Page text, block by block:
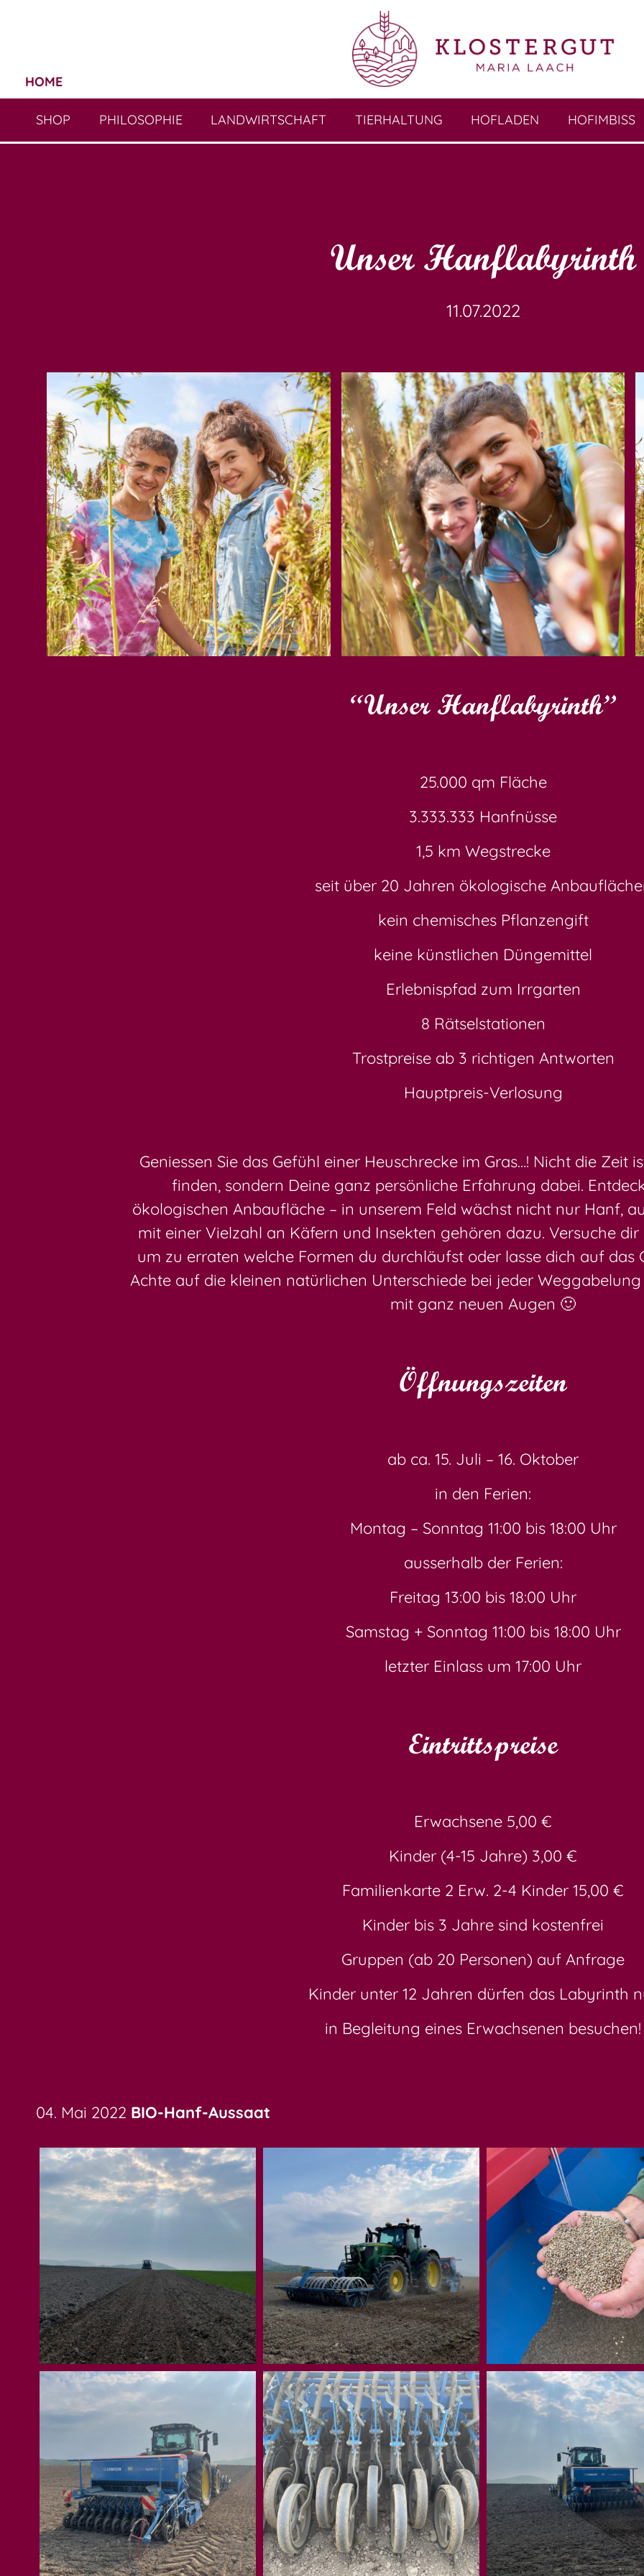
HOME
SHOP PHILOSOPHIE LANDWIRTSCHAFT TIERHALTUNG HOFLADEN HOFIMBISS
Unser Hanflabyrinth
11.07.2022
“Unser Hanflabyrinth”
25.000 qm Fläche
3.333.333 Hanfnüsse
1,5 km Wegstrecke
seit über 20 Jahren ökologische
kein chemisches Pflanzengift
keine künstlichen Düngemittel
Erlebnispfad zum Irrgarten
8 Rätselstationen
Trostpreise ab 3 richtigen Antworten
Hauptpreis-Verlosung
Geniessen Sie das Gefühl einer Heuschrecke im Gras…! Nicht die Zeit
finden, sondern Deine ganz persönliche Erfahrung dabei.
ökologischen Anbaufläche – in unserem Feld wächst nicht nur Hanf,
mit einer Vielzahl an Käfern und Insekten gehören dazu. Versuche
um zu erraten welche Formen du durchläufst oder lasse dich auf das
Achte auf die kleinen natürlichen Unterschiede bei jeder
mit ganz neuen Augen 🙂
Öffnungszeiten
ab ca. 15. Juli – 16. Oktober
in den Ferien:
Montag – Sonntag 11:00 bis 18:00 Uhr
ausserhalb der Ferien:
Freitag 13:00 bis 18:00 Uhr
Samstag + Sonntag 11:00 bis 18:00 Uhr
letzter Einlass um 17:00 Uhr
Eintrittspreise
Erwachsene 5,00 €
Kinder (4-15 Jahre) 3,00 €
Familienkarte 2 Erw. 2-4 Kinder 15,00 €
Kinder bis 3 Jahre sind kostenfrei
Gruppen (ab 20 Personen) auf Anfrage
Kinder unter 12 Jahren dürfen das Labyrinth
in Begleitung eines Erwachsenen besuchen!
04. Mai 2022 BIO-Hanf-Aussaat